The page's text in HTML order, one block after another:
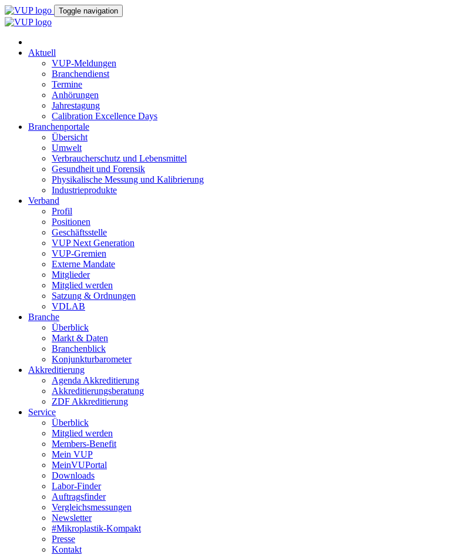
Toggle navigation
Aktuell
VUP-Meldungen
Branchendienst
Termine
Anhörungen
Jahrestagung
Calibration Excellence Days
Branchenportale
Übersicht
Umwelt
Verbraucherschutz und Lebensmittel
Gesundheit und Forensik
Physikalische Messung und Kalibrierung
Industrieprodukte
Verband
Profil
Positionen
Geschäftsstelle
VUP Next Generation
VUP-Gremien
Externe Mandate
Mitglieder
Mitglied werden
Satzung & Ordnungen
VDLAB
Branche
Überblick
Markt & Daten
Branchenblick
Konjunkturbarometer
Akkreditierung
Agenda Akkreditierung
Akkreditierungsberatung
ZDF Akkreditierung
Service
Überblick
Mitglied werden
Members-Benefit
Mein VUP
MeinVUPortal
Downloads
Labor-Finder
Auftragsfinder
Vergleichsmessungen
Newsletter
#Mikroplastik-Kompakt
Presse
Kontakt